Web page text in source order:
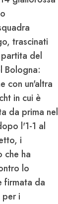
trascinati
del
Bologna:
con un'altra
in cui è
da prima nel
l'1-1 al
i
che ha
lo
firmata da
i